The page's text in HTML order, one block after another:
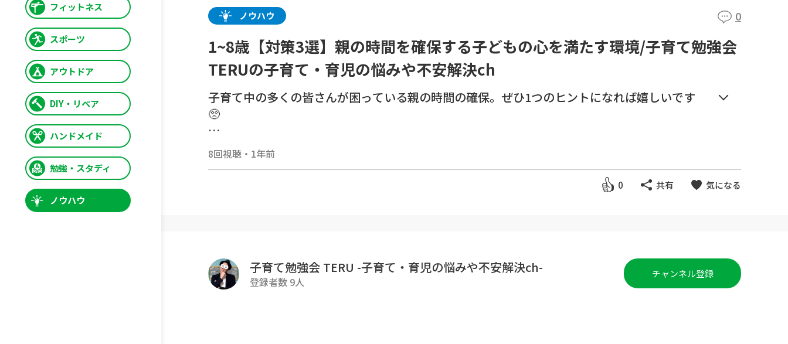
フィットネス
スポーツ
アウトドア
DIY・リペア
ハンドメイド
勉強・スタディ
ノウハウ
ノウハウ 0
1~8歳【対策3選】親の時間を確保する子どもの心を満たす環境/子育て勉強会
TERUの子育て・育児の悩みや不安解決ch
子育て中の多くの皆さんが困っている親の時間の確保。ぜひ1つのヒントになれば嬉しいです
🥺
【動画内でご紹介した動画】
▼1~12歳【最強知育】子ども向け迷路絵本オススメ3選&効果が倍増する簡単な方法
https://line.me/R/ti/p/@589ksgkn
■TERUが手がける【脳と心と知を育む子ども向け動画】の試作品が使える！子育てコミュニ
8回視聴 ・ 1年前
0 共有 気になる
子育て勉強会 TERU -子育て・育児の悩みや不安解決ch-
登録者数 9人
チャンネル登録